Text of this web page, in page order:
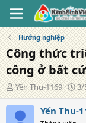
Hướng nghiệp
Công thức
công ở bất
T
á
c
g
Yến Thu-1169
N
g
à
3/
Yến Thu-